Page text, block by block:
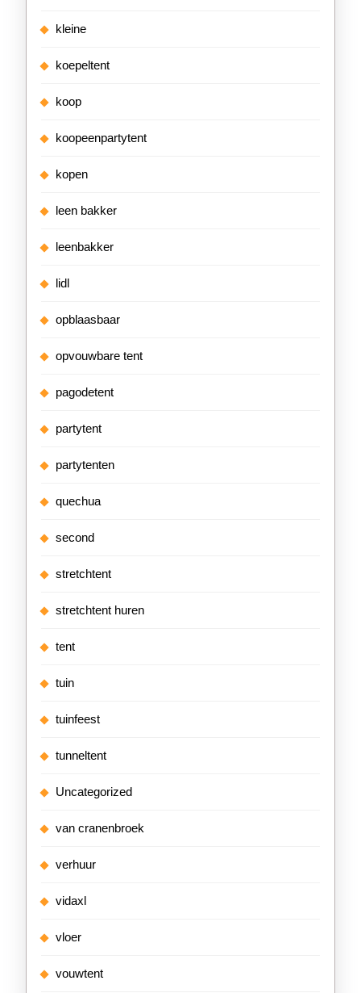
kleine
koepeltent
koop
koopeenpartytent
kopen
leen bakker
leenbakker
lidl
opblaasbaar
opvouwbare tent
pagodetent
partytent
partytenten
quechua
second
stretchtent
stretchtent huren
tent
tuin
tuinfeest
tunneltent
Uncategorized
van cranenbroek
verhuur
vidaxl
vloer
vouwtent